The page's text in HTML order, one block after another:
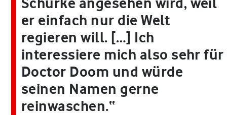
er einfach nur die Welt
regieren will. […] Ich
interessiere mich also sehr für
Doctor Doom und würde
seinen Namen gerne
reinwaschen.“